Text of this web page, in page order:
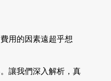
用的因素遠超乎想
讓我們深入解析，真